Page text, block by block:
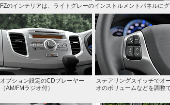
FZのインテリアは、ライトグレーのインストルメントパネルに
オプション設定のCDプレーヤー
（AM/FMラジオ付）
ステアリングスイッチでオ
オのボリュームなどを調整